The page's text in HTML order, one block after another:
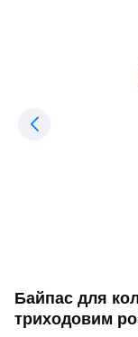
Байпас для
триходовим